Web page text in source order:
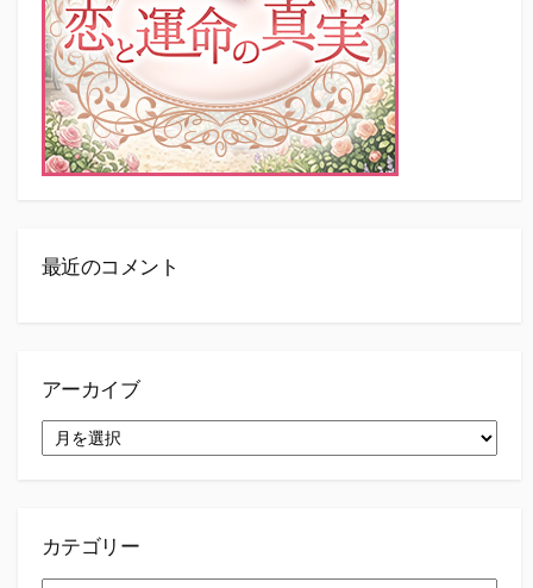
最近のコメント
アーカイブ
ー
カテゴリー